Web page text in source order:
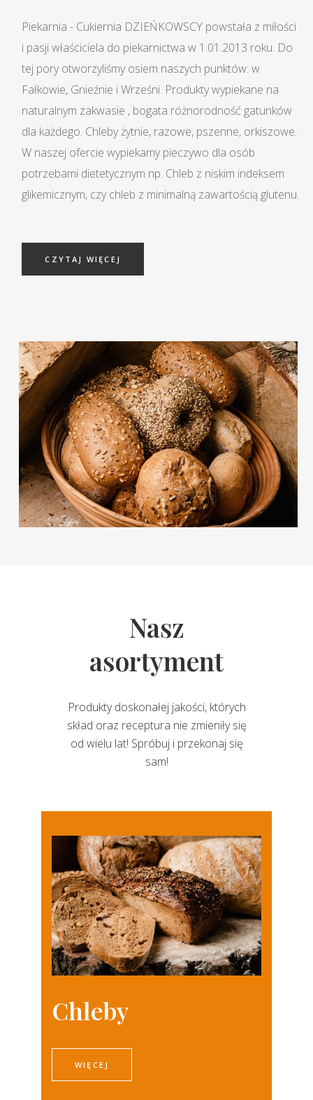
Piekarnia - Cukiernia DZIEŃKOWSCY powstała z miłości
i pasji właściciela do piekarnictwa w 1.01.2013 roku. Do
tej pory otworzyliśmy osiem naszych punktów: w
Fałkowie, Gnieźnie i Wrześni. Produkty wypiekane na
naturalnym zakwasie , bogata różnorodność gatunków
dla każdego. Chleby żytnie, razowe, pszenne, orkiszowe.
W naszej ofercie wypiekamy pieczywo dla osób
potrzebami dietetycznym np. Chleb z niskim indeksem
glikemicznym, czy chleb z minimalną zawartością glutenu.
CZYTAJ WIĘCEJ
Nasz
asortyment
Produkty doskonałej jakości, których
skład oraz receptura nie zmieniły się
od wielu lat! Spróbuj i przekonaj się
sam!
Chleby
WIĘCEJ